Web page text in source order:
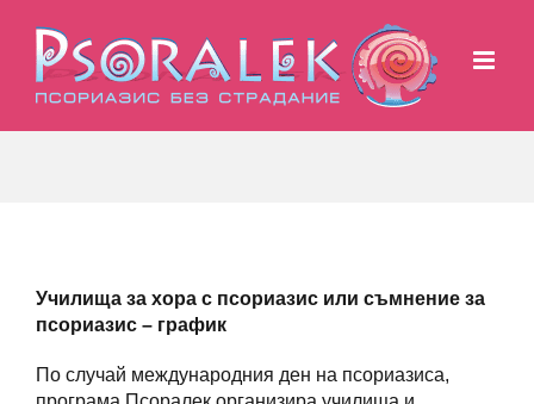
content
Училища за хора с псориазис или съмнение за
псориазис – график
По случай международния ден на псориазиса,